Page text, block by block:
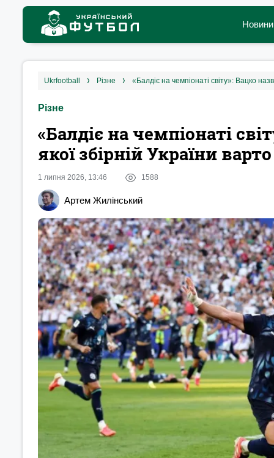
Новини
ukrfootball різне «Балдіє на чемпіонаті світу»: Вацко
Різне
«Балдіє на чемпіонаті
якої збірній України
1 липня 2026, 13:46 1588
Артем Жилінський